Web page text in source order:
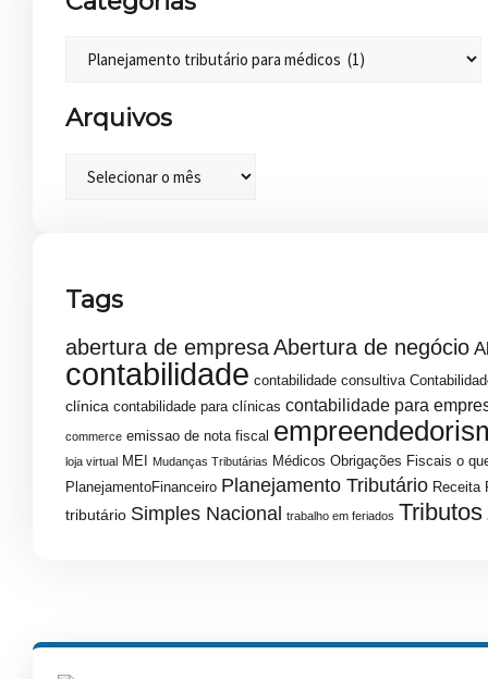
Arquivos
Tags
abertura de empresaAbertura de negócio
contabilidade contabilidade consultiva
clínica contabilidade para clínicas contabilidade para
commerce emissao de nota fiscal
loja virtual MEI Mudanças Tributárias Médicos Obrigações Fiscais o
PlanejamentoFinanceiro Planejamento Tributário Receita
tributário Simples Nacional trabalho em feriados Tributos